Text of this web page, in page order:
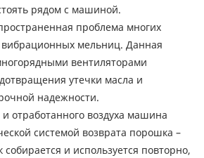
рядом с машиной.
проблема многих
мельниц. Данная
вентиляторами
утечки масла и
надежности.
отработанного воздуха машина
системой возврата порошка –
и используется повторно,